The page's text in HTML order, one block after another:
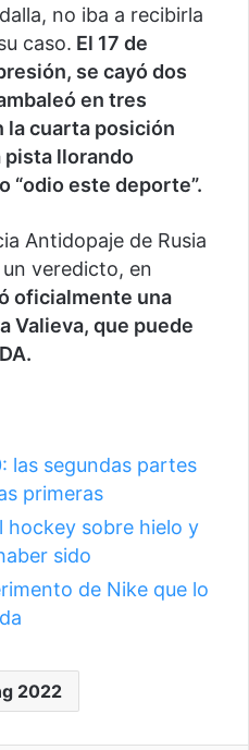
no iba a recibirla
caso. El 17 de
se cayó dos
en tres
la cuarta posición
pista llorando
“odio este deporte”.
Antidopaje de Rusia
veredicto, en
oficialmente una
Valieva, que puede
las segundas partes
primeras
hockey sobre hielo y
sido
de Nike que lo
2022